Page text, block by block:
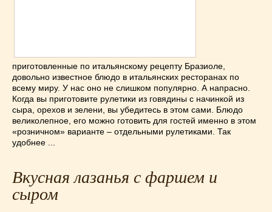
приготовленные по итальянскому рецепту Бразиоле,
довольно известное блюдо в итальянских ресторанах по
всему миру. У нас оно не слишком популярно. А напрасно.
Когда вы приготовите рулетики из говядины с начинкой из
сыра, орехов и зелени, вы убедитесь в этом сами. Блюдо
великолепное, его можно готовить для гостей именно в этом
«розничном» варианте – отдельными рулетиками. Так
удобнее ...
Вкусная лазанья с фаршем и
сыром